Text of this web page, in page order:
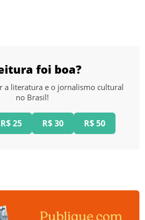
foi boa?
a literatura e o jornalismo cultural
no Brasil!
R$ 25 R$ 30 R$ 50